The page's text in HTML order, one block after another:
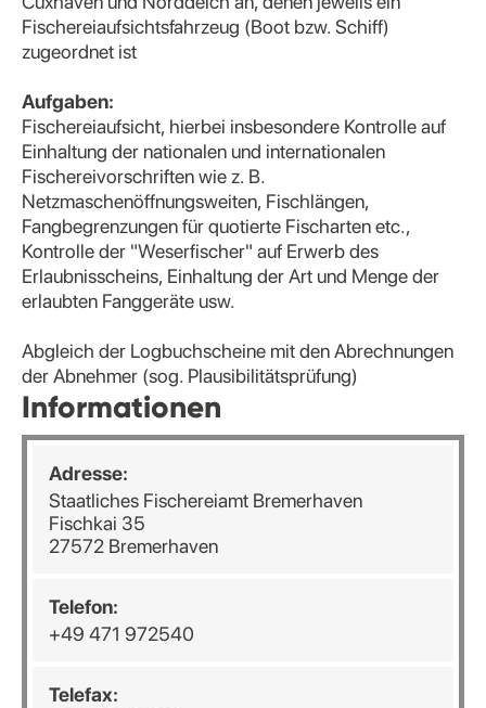
Fischereiaufsichtsfahrzeug (Boot bzw. Schiff)
zugeordnet ist
Aufgaben:
Fischereiaufsicht, hierbei insbesondere Kontrolle auf
Einhaltung der nationalen und internationalen
Fischereivorschriften wie z. B.
Netzmaschenöffnungsweiten, Fischlängen,
Fangbegrenzungen für quotierte Fischarten etc.,
Kontrolle der "Weserfischer" auf Erwerb des
Erlaubnisscheins, Einhaltung der Art und Menge der
erlaubten Fanggeräte usw.
Abgleich der Logbuchscheine mit den Abrechnungen
der Abnehmer (sog. Plausibilitätsprüfung)
Informationen
Adresse:
Staatliches Fischereiamt Bremerhaven
Fischkai 35
27572 Bremerhaven
Telefon:
+49 471 972540
Telefax: